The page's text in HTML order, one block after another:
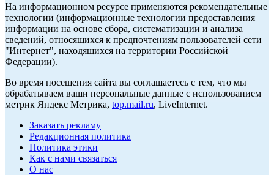
На информационном ресурсе применяются рекомендательные
технологии (информационные технологии предоставления
информации на основе сбора, систематизации и анализа
сведений, относящихся к предпочтениям пользователей сети
"Интернет", находящихся на территории Российской
Федерации).
Во время посещения сайта вы соглашаетесь с тем, что мы
обрабатываем ваши персональные данные с использованием
метрик Яндекс Метрика, top.mail.ru, LiveInternet.
Заказать рекламу
Редакционная политика
Политика этики
Как с нами связаться
О нас